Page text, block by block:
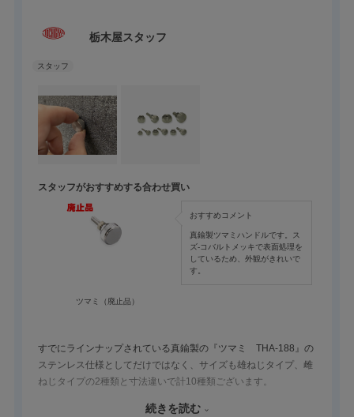
栃木屋スタッフ
スタッフがおすすめする合わせ買い
ツマミ（廃止品）
おすすめコメント
真鍮製ツマミハンドルです。ス
ズ-コバルトメッキで表面処理を
しているため、外観がきれいで
す。
すでにラインナップされている真鍮製の『ツマミ THA-188』の
ステンレス仕様としてだけではなく、サイズも雄ねじタイプ、雌
ねじタイプの2種類と寸法違いで計10種類ございます。
見た目はねじのようですが、つまみ部がローレット（表面に施さ
続きを読む